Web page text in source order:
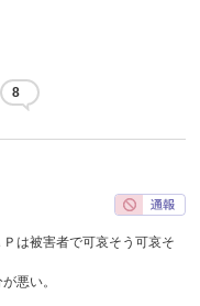
8
は被害者で可哀そう可哀そ
悪い。